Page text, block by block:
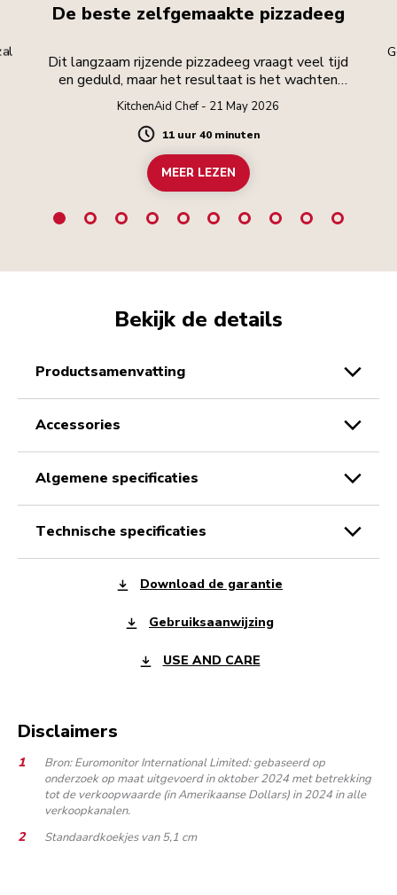
De beste zelfgemaakte pizzadeeg
Dit langzaam rijzende pizzadeeg vraagt veel tijd
en geduld, maar het resultaat is het wachten
waard.
KitchenAid Chef - 21 May 2026
Duration
11 uur 40 minuten
MEER LEZEN
Bekijk de details
productsamenvatting
accessories
algemene specificaties
technische specificaties
Download de garantie
Gebruiksaanwijzing
USE AND CARE
Disclaimers
Bron: Euromonitor International Limited: gebaseerd op
onderzoek op maat uitgevoerd in oktober 2024 met betrekking
tot de verkoopwaarde (in Amerikaanse Dollars) in 2024 in alle
verkoopkanalen.
Standaardkoekjes van 5,1 cm